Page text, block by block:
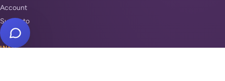
Account
Supporto
INFO